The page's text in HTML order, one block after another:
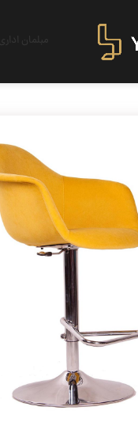
مبلمان اداری
برای بزرگنمایی کلیک کنید